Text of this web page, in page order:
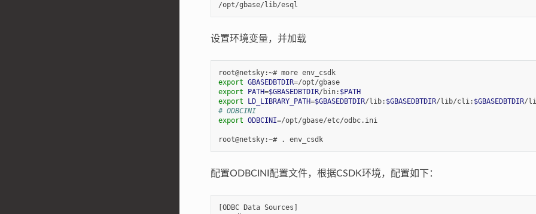
设置环境变量，并加载
root@netsky:~# more
env_csdk
export GBASEDBTDIR=
/opt/gbase
export
PATH=$GBASEDBTDIR/bin: $PATH
export
LD_LIBRARY_PATH=$GBASEDBTDIR/lib: $GBASEDBTDIR/lib/cli: $GBASEDBTDIR/
# ODBCINI
export ODBCINI=/opt/gbase/etc/odbc.ini
root@netsky:~# . env_csdk
配置ODBCINI配置文件，根据CSDK环境，配置如下：
[ODBC Data Sources]